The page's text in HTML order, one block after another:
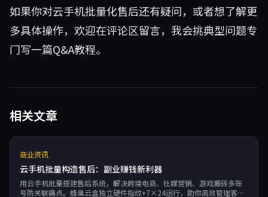
如果你对云手机批量化售后还有疑问，或者想了解更
多具体操作，欢迎在评论区留言，我会挑典型问题专
门写一篇Q&A教程。
相关文章
商业资讯
云手机批量构造售后：副业赚钱新利器
用云手机批量搭建售后系统，解决跨境电商、社媒营销、游戏搬砖多账
号防关联痛点。蜂巢云盒独立硬件指纹+7×24运行，助你高效管理客